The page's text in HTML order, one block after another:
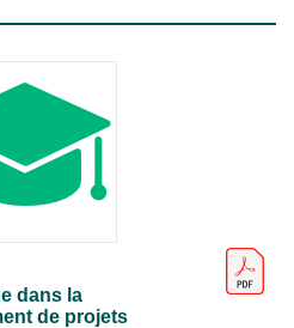
dans la
de projets